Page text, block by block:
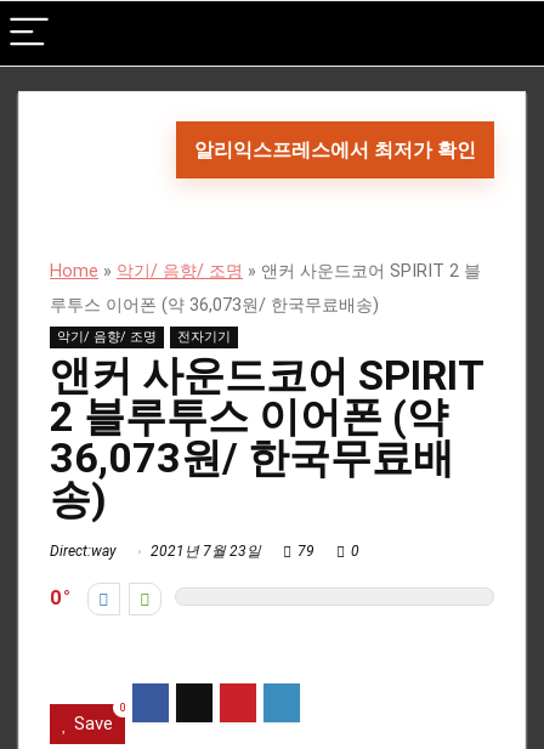
알리익스프레스에서 최저가 확인
Home » 악기/ 음향/ 조명 » 앤커 사운드코어 SPIRIT 2 블
루투스 이어폰 (약 36,073원/ 한국무료배송)
악기/ 음향/ 조명 전자기기
앤커 사운드코어 SPIRIT
2 블루투스 이어폰 (약
36,073원/ 한국무료배
송)
Direct:way 2021년 7월 23일 79 0
0
Save
0